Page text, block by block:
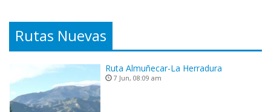
Rutas Nuevas
Ruta Almuñecar-La Herradura
7 Jun, 08:09 am